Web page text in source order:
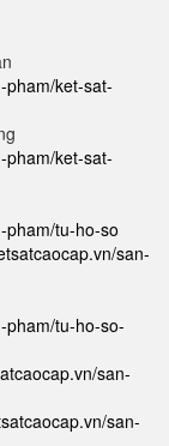
pham/ket-sat-
pham/ket-sat-
pham/tu-ho-so
san-
pham/tu-ho-so-
san-
san-